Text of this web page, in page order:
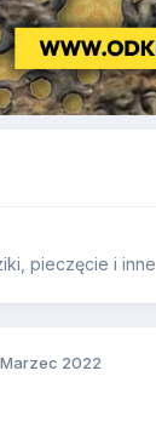
pieczęcie i inne
2022